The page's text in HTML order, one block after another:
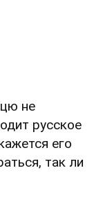
не
русское
его
так ли